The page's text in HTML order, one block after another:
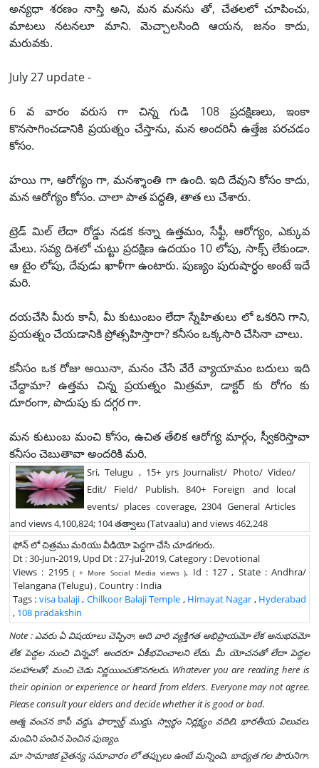
అన్యధా శరణం నాస్తి అని, మన మనసు తో, చేతలలో చూపించు,
మాటలు నటనలూ మాని. మెచ్చాలసింది ఆయన, జనం కాదు,
మరువకు.
July 27 update -
6 వ వారం వరుస గా చిన్న గుడి 108 ప్రదక్షిణలు, ఇంకా
కొనసాగించడానికి ప్రయత్నం చేస్తాను, మన అందరినీ ఉత్తేజ పరచడం
కోసం.
హయి గా, ఆరోగ్యం గా, మనశ్శాంతి గా ఉంది. ఇది దేవుని కోసం కాదు,
మన ఆరోగ్యం కోసం. చాలా పాత పద్ధతి, తాత లు చేశారు.
ట్రెడ్ మిల్ లేదా రోడ్డు నడక కన్నా ఉత్తమం, సేఫ్టీ, ఆరోగ్యం, ఎక్కువ
మేలు. సవ్య దిశలో చుట్టు ప్రదక్షిణ ఉదయం 10 లోపు, సాక్స్ లేకుండా.
ఆ టైం లోపు, దేవుడు ఖాళీగా ఉంటారు. పుణ్యం పురుషార్ధం అంటే ఇదే
మరి.
దయచేసి మీరు కానీ, మీ కుటుంబం లేదా స్నేహితులు లో ఒకరిని గాని,
ప్రయత్నం చేయడానికి ప్రోత్సహిస్తారా? కనీసం ఒక్కసారి చేసినా చాలు.
కనీసం ఒక రోజు అయినా, మనం చేసే వేరే వ్యాయామం బదులు ఇది
చేద్దామా? ఉత్తమ చిన్న ప్రయత్నం మిత్రమా, డాక్టర్ కు రోగం కు
దూరంగా, పొదుపు కు దగ్గర గా.
మన కుటుంబ మంచి కోసం, ఉచిత తేలిక ఆరోగ్య మార్గం, స్వీకరిస్తావా
కనీసం చెబుతావా అందరికి మరి.
Sri, Telugu , 15+ yrs Journalist/ Photo/ Video/
Edit/ Field/ Publish. 840+ Foreign and local
events/ places coverage, 2304 General Articles
and views 4,100,824; 104 తత్వాలు (Tatvaalu) and views 462,248
ఫోన్ లో చిత్రము మరియు వీడియో పెద్దగా చేసి చూడగలరు.
Dt : 30-Jun-2019, Upd Dt : 27-Jul-2019, Category : Devotional
Views : 2195 ( + More Social Media views ), Id : 127 , State : Andhra/
Telangana (Telugu) , Country : India
Tags : visa balaji, Chilkoor Balaji Temple , Himayat Nagar , Hyderabad
, 108 pradakshin
Note : ఎవరు ఏ విషయాలు చెప్పినా, అది వారి వ్యక్తిగత అభిప్రాయమో లేక అనుభవమో
లేక పెద్దల నుంచి విన్నవో. అందరూ ఏకీభవించాలని లేదు. మీ యోచనతో లేదా పెద్దల
సలహాలతో, మంచి చెడు నిర్ణయించుకొనగలరు. Whatever you are reading here is
their opinion or experience or heard from elders. Everyone may not agree.
Please consult your elders and decide whether it is good or bad.
ఆత్మ వంచన కాపీ వద్దు, ఫార్వార్డ్ ముద్దు. స్వార్థం నిర్లక్ష్యం వదిలి, భారతీయ విలువల,
మంచిని పంచిన పెంచిన పుణ్యం.
మా సామాజిక చైతన్య సమాచారం లో తప్పులు ఉంటే మన్నించి, బాధ్యత గల పౌరునిగా,